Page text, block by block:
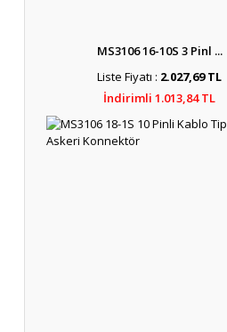
MS3106 16-10S 3 Pinl ...
Liste Fiyatı : 2.027,69 TL
İndirimli 1.013,84 TL